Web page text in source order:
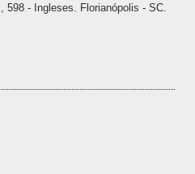
598 - Ingleses. Florianópolis - SC.